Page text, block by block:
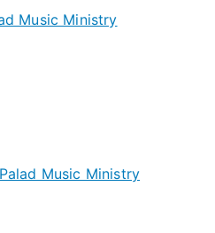
Music Ministry
Music Ministry